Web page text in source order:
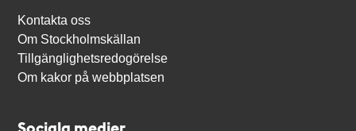
Kontakta oss
Om Stockholmskällan
Tillgänglighetsredogörelse
Om kakor på webbplatsen